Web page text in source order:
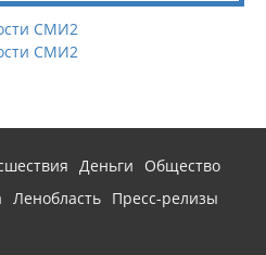
СМИ2
СМИ2
Деньги
Общество
Ленобласть Пресс-релизы